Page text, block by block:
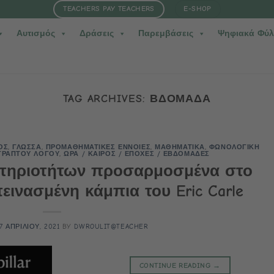
TEACHERS PAY TEACHERS E-SHOP
Αυτισμός Δράσεις Παρεμβάσεις Ψηφιακά
TAG ARCHIVES: ΒΔΟΜΑΔΑ
, ΓΛΩΣΣΑ, ΠΡΟΜΑΘΗΜΑΤΙΚΕΣ ΕΝΝΟΙΕΣ, ΜΑΘΗΜΑΤΙΚΑ, ΦΩΝΟΛΟΓΙΚΗ
ΛΟΓΟΥ,ΩΡΑ / ΚΑΙΡΟΣ / ΕΠΟΧΕΣ / ΕΒΔΟΜΑΔΕΣ
προσαρμοσμένα στο
κάμπια του Eric Carle
ΑΠΡΙΛΙΟΥ, 2021 BY DWROULIT@TEACHER
CONTINUE READING →